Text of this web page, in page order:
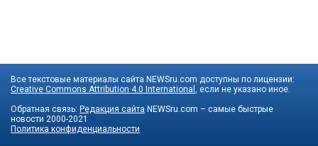
Все текстовые материалы сайта NEWSru.com доступны по лицензии:
Creative Commons Attribution 4.0 International , если не указано иное.
Обратная связь: Редакция сайта NEWSru.com – самые быстрые
новости 2000-2021
Политика конфиденциальности